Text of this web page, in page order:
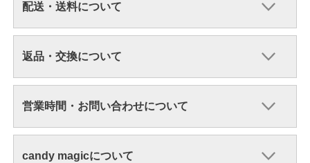
配送・送料について
返品・交換について
営業時間・お問い合わせについて
candy magicについて